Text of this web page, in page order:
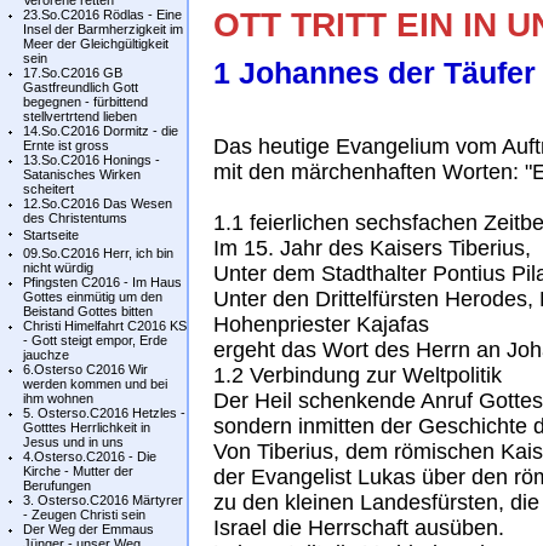
23.So.C2016 Rödlas - Eine
Insel der Barmherzigkeit im
Meer der Gleichgültigkeit
sein
17.So.C2016 GB
Gastfreundlich Gott
begegnen - fürbittend
stellvertrtend lieben
14.So.C2016 Dormitz - die
Ernte ist gross
13.So.C2016 Honings -
Satanisches Wirken
scheitert
12.So.C2016 Das Wesen
des Christentums
Startseite
09.So.C2016 Herr, ich bin
nicht würdig
Pfingsten C2016 - Im Haus
Gottes einmütig um den
Beistand Gottes bitten
Christi Himelfahrt C2016 KS
- Gott steigt empor, Erde
jauchze
6.Osterso C2016 Wir
werden kommen und bei
ihm wohnen
5. Osterso.C2016 Hetzles -
Gotttes Herrlichkeit in
Jesus und in uns
4.Osterso.C2016 - Die
Kirche - Mutter der
Berufungen
3. Osterso.C2016 Märtyrer
- Zeugen Christi sein
Der Weg der Emmaus
OTT TRITT EIN IN
1 Johannes der Täufer
Das heutige Evangelium vom
mit den märchenhaften Worten:
1.1 feierlichen sechsfachen
Im 15. Jahr des Kaisers Tiberius,
Unter dem Stadthalter Pontius
Unter den Drittelfürsten
Hohenpriester Kajafas
ergeht das Wort des Herrn an
1.2 Verbindung zur Weltpolitik
Der Heil schenkende Anruf
sondern inmitten der Geschichte
Von Tiberius, dem römischen
der Evangelist Lukas über den
zu den kleinen Landesfürsten,
Israel die Herrschaft ausüben.